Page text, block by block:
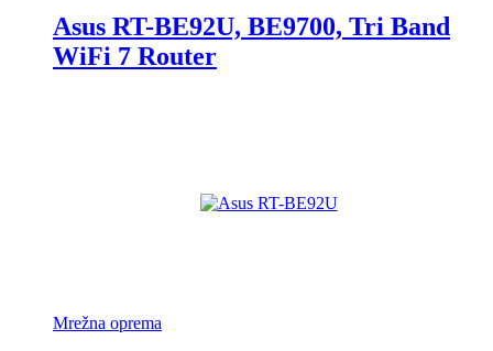
Asus RT-BE92U, BE9700, Tri Band
WiFi 7 Router
Mrežna oprema